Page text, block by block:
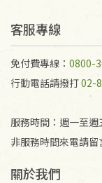
不接受退貨之
代為結緣處理
產生的運費100
客服專線
免付費專線： 0800-
行動電話請撥打02-
服務時間：週一至週
非服務時間來電請留
關於我們